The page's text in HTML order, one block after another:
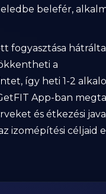
belefér,
fogyasztása
a
így heti 1-2
App-ban
és étkezési
izomépítési céljaid